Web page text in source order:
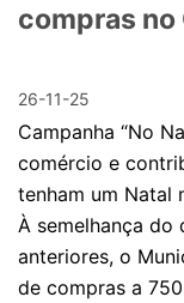
compras no
26-11-25
Campanha “No
comércio e
tenham um Natal
À semelhança do
anteriores, o
de compras a